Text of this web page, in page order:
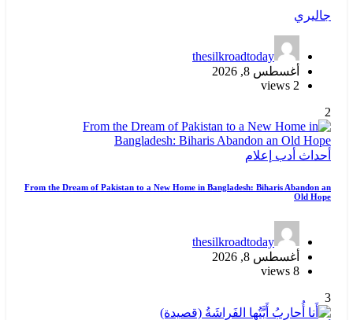
جاليري
thesilkroadtoday
أغسطس 8, 2026
2 views
2
أحداث أدب إعلام
From the Dream of Pakistan to a New Home in Bangladesh: Biharis Abandon an
Old Hope
thesilkroadtoday
أغسطس 8, 2026
8 views
3